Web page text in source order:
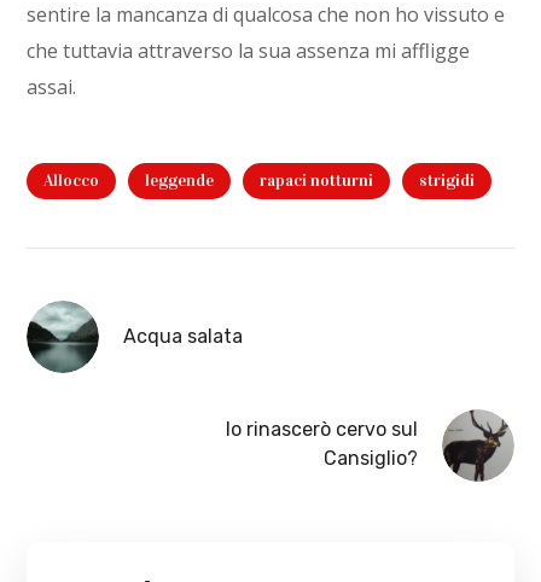
sentire la mancanza di qualcosa che non ho vissuto e
che tuttavia attraverso la sua assenza mi affligge
assai.
Allocco leggende rapaci notturni strigidi
Acqua salata
Io rinascerò cervo sul
Cansiglio?